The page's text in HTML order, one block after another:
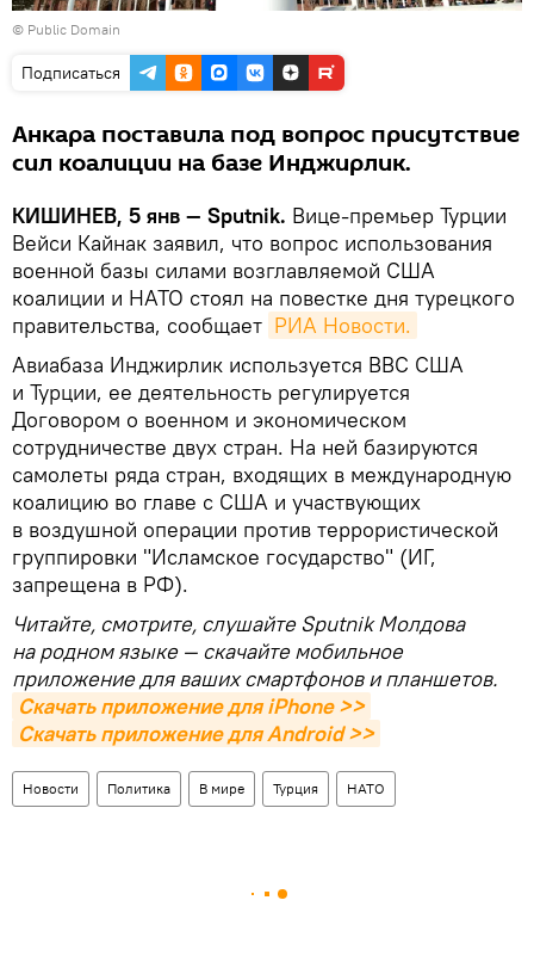
© Public Domain
Подписаться
Анкара поставила под вопрос присутствие
сил коалиции на базе Инджирлик.
КИШИНЕВ, 5 янв — Sputnik. Вице-премьер Турции
Вейси Кайнак заявил, что вопрос использования
военной базы силами возглавляемой США
коалиции и НАТО стоял на повестке дня турецкого
правительства, сообщает РИА Новости.
Авиабаза Инджирлик используется ВВС США
и Турции, ее деятельность регулируется
Договором о военном и экономическом
сотрудничестве двух стран. На ней базируются
самолеты ряда стран, входящих в международную
коалицию во главе с США и участвующих
в воздушной операции против террористической
группировки "Исламское государство" (ИГ,
запрещена в РФ).
Читайте, смотрите, слушайте Sputnik Молдова
на родном языке — скачайте мобильное
приложение для ваших смартфонов и планшетов.
Скачать приложение для iPhone >>
Скачать приложение для Android >>
Новости Политика В мире Турция НАТО